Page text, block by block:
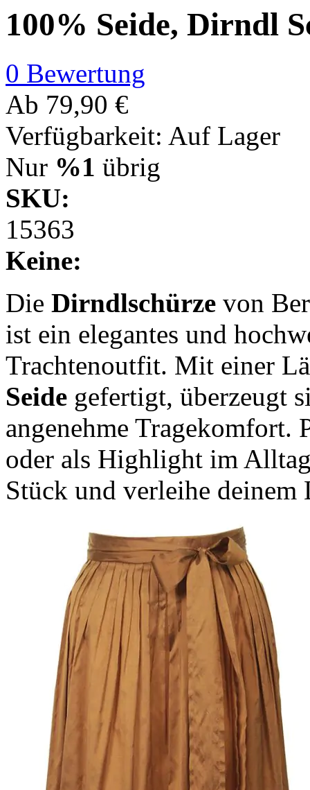
100% Seide, Dirndl
0 Bewertung
Ab 79,90 €
Verfügbarkeit: Auf Lager
Nur %1 übrig
SKU:
15363
Keine:
Die Dirndlschürze von
ist ein elegantes und
Trachtenoutfit. Mit einer
Seide gefertigt, überzeugt
angenehme Tragekomfort.
oder als Highlight im
Stück und verleihe deinem